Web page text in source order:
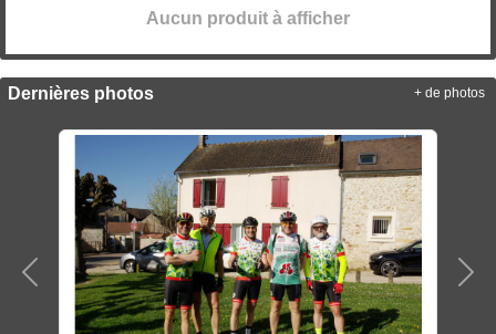
Aucun produit à afficher
Dernières photos
Précedent
+ de photos